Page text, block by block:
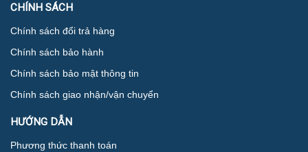
CHÍNH SÁCH
Chính sách đổi trả hàng
Chính sách bảo hành
Chính sách bảo mật thông tin
Chính sách giao nhận/vận chuyển
HƯỚNG DẪN
Phương thức thanh toán